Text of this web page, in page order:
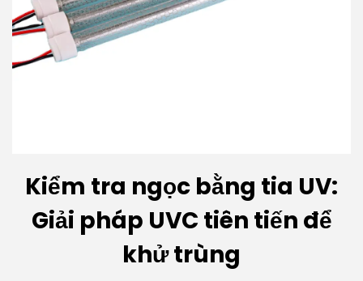
Kiểm tra ngọc bằng tia UV:
Giải pháp UVC tiên tiến để
khử trùng